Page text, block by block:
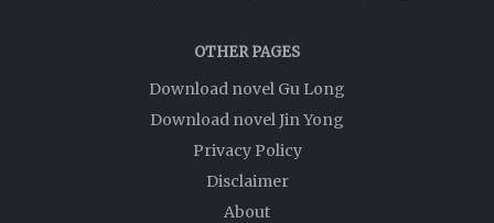
OTHER PAGES
Download novel Gu Long
Download novel Jin Yong
Privacy Policy
Disclaimer
About